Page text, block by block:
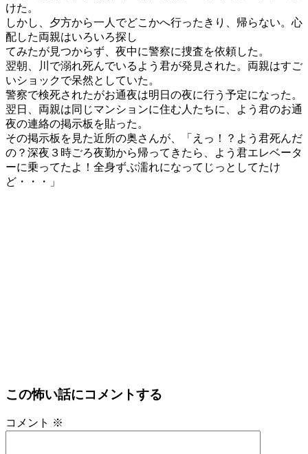
けた。
しかし、夕方から一人でどこかへ行ったきり、帰らない。心
配した両親はいろいろ探し
てみたが見つからず、夜中に警察に捜査を依頼した。
翌朝、川で溺れ死んでいるよう君が発見された。両親はすご
いショックで呆然としていた。
警察で検死されたがお通夜は明日の夜に行う予定になった。
翌日、両親は同じマンションに住む人たちに、よう君のお通
夜の連絡の掲示板を貼った。
その掲示板を見た近所の奥さんが、「えっ！？よう君死んだ
の？深夜３時ごろ夜勤から帰ってきたら、よう君エレベータ
ーに乗ってたよ！全身ずぶ濡れになってじっとしてたけ
ど・・・」
この怖い話にコメントする
コメント ※